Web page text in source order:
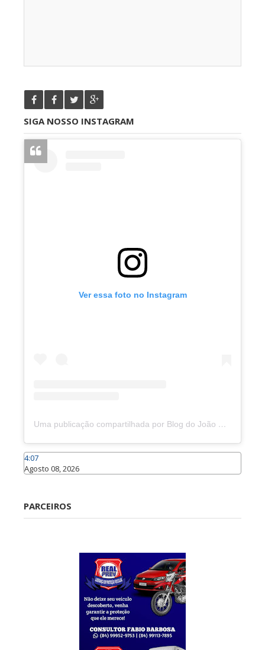
SIGA NOSSO INSTAGRAM
Ver essa foto no Instagram
Uma publicação compartilhada por Blog do João Marcolino (@joaomarcolinoneto)
4:07
Agosto 08, 2026
PARCEIROS